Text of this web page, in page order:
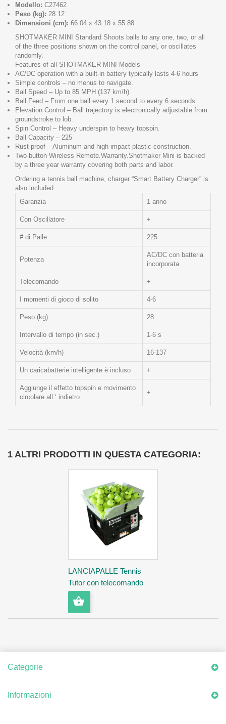
Modello: C27462
Peso (kg): 28.12
Dimensioni (cm): 66.04 x 43.18 x 55.88
SHOTMAKER MINI Standard Shoots balls to any one, two, or all
of the three positions shown on the control panel, or oscillates
randomly.
Features of all SHOTMAKER MINI Models
AC/DC operation with a built-in battery typically lasts 4-6 hours
Simple controls – no menus to navigate.
Ball Speed – Up to 85 MPH (137 km/h)
Ball Feed – From one ball every 1 second to every 6 seconds.
Elevation Control – Ball trajectory is electronically adjustable from
groundstroke to lob.
Spin Control – Heavy underspin to heavy topspin.
Ball Capacity – 225
Rust-proof – Aluminum and high-impact plastic construction.
Two-button Wireless Remote.Warranty.Shotmaker Mini is backed
by a three year warranty covering both parts and labor.
Ordering a tennis ball machine, charger “Smart Battery Charger” is
also included.
Garanzia
1 anno
Con Oscillatore +
# di Palle 225
Potenza
AC/DC con batteria
incorporata
Telecomando +
I momenti di gioco di solito 4-6
Peso (kg) 28
Intervallo di tempo (in sec.) 1-6 s
Velocità (km/h) 16-137
Un caricabatterie intelligente è incluso +
Aggiunge il effetto topspin e movimento
circolare all ‘ indietro
+
1 ALTRI PRODOTTI IN QUESTA CATEGORIA:
LANCIAPALLE Tennis
Tutor con telecomando
Categorie
Informazioni